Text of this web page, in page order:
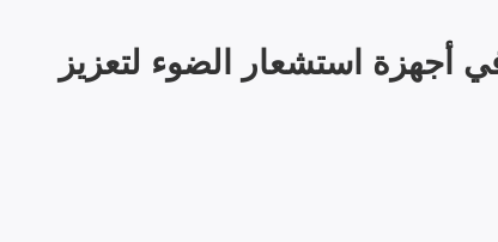
أجهزة استشعار الضوء لتعزيز